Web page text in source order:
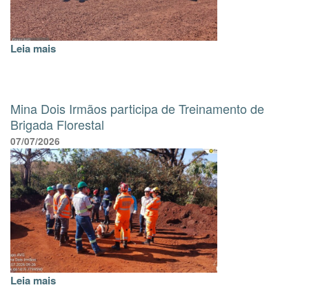
Leia mais
Mina Dois Irmãos participa de Treinamento de
Brigada Florestal
07/07/2026
Leia mais